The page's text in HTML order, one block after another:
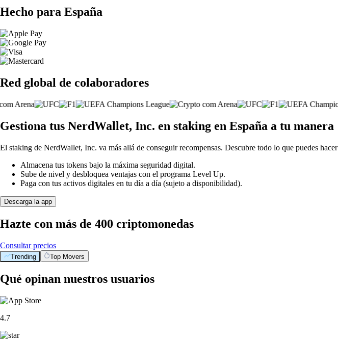
Hecho para España
Red global de colaboradores
Gestiona tus NerdWallet, Inc. en staking en España a tu manera
El staking de NerdWallet, Inc. va más allá de conseguir recompensas. Descubre todo lo que puedes
Almacena tus tokens bajo la máxima seguridad digital.
Sube de nivel y desbloquea ventajas con el programa Level Up.
Paga con tus activos digitales en tu día a día (sujeto a disponibilidad).
Descarga la app
Hazte con más de 400 criptomonedas
Consultar precios
Trending Top Movers
Qué opinan nuestros usuarios
4.7